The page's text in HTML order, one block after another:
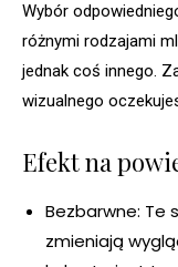
Wybór
różnymi rodzajami
jednak coś innego.
wizualnego
Efekt na
Bezbarwne: Te
zmieniają